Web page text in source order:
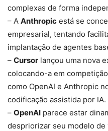
complexas de forma
– A Anthropic está se
empresarial, tentando
implantação de agentes
– Cursor lançou uma nova
colocando-a em
como OpenAI e Anthropic
codificação assistida por IA.
– OpenAI parece estar
despriorizar seu modelo de